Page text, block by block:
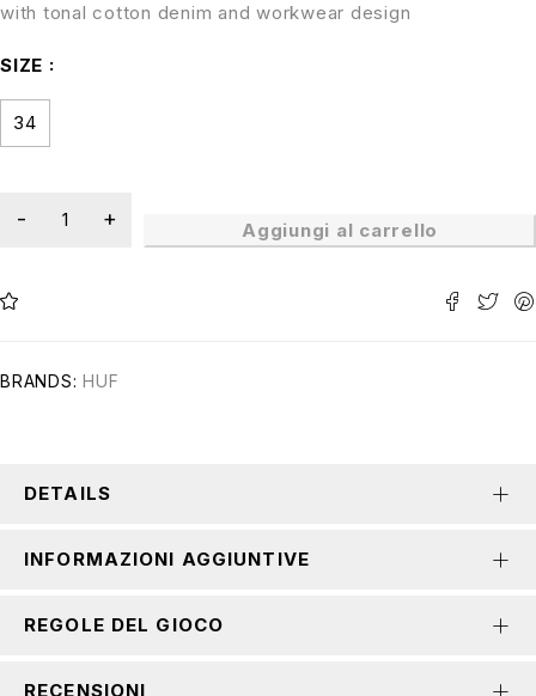
with tonal cotton denim and workwear design
SIZE
34
Aggiungi al carrello
BRANDS: HUF
DETAILS
INFORMAZIONI AGGIUNTIVE
REGOLE DEL GIOCO
RECENSIONI